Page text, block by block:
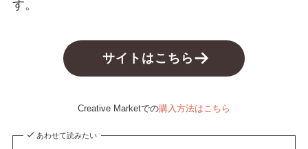
す。
サイトはこちら
Creative Marketでの購入方法はこちら
あわせて読みたい